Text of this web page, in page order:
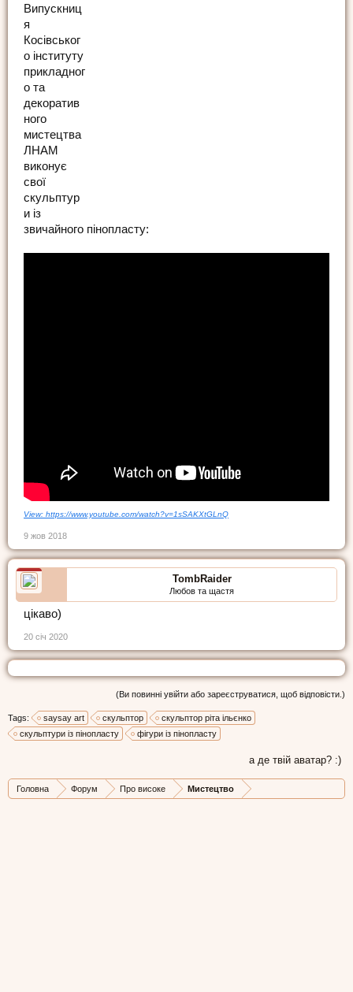
Випускниц
я
Косівськог
о інституту
прикладног
о та
декоратив
ного
мистецтва
ЛНАМ
виконує
свої
скульптур
и із
звичайного пінопласту:
View: https://www.youtube.com/watch?v=1sSAKXtGLnQ
9 жов 2018
TombRaider
Любов та щастя
цікаво)
20 січ 2020
(Ви повинні увійти або зареєструватися, щоб відповісти.)
Tags: saysay art скульптор
скульптор ріта ільєнко
скульптури із пінопласту
фігури із пінопласту
а де твій аватар? :)
Головна Форум Про високе Мистецтво